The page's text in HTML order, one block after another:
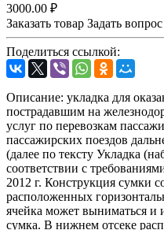
3000.00 ₽
Заказать товар Задать вопрос
Поделиться ссылкой:
Описание: укладка для
пострадавшим на
услуг по перевозкам
пассажирских поездов
(далее по тексту Укладка
соответствии с
2012 г. Конструкция сумки
расположенных
ячейка может выниматься и
сумка. В нижнем отсеке